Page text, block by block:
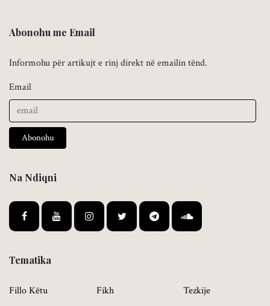
Abonohu me Email
Informohu për artikujt e rinj direkt në emailin tënd.
Email
Abonohu
Na Ndiqni
Tematika
Fillo Këtu
Fikh
Tezkije